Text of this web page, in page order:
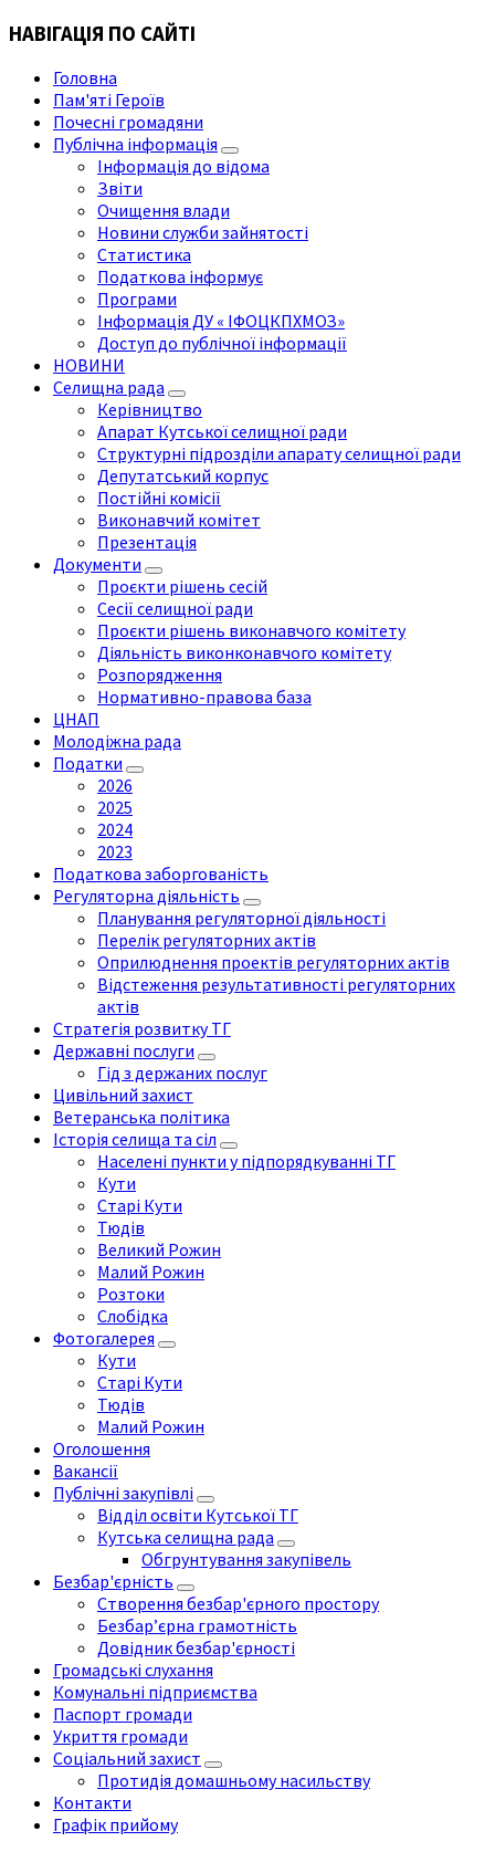
НАВІГАЦІЯ ПО САЙТІ
Головна
Пам'яті Героїв
Почесні громадяни
Публічна інформація
Інформація до відома
Звіти
Очищення влади
Новини служби зайнятості
Статистика
Податкова інформує
Програми
Інформація ДУ « ІФОЦКПХМОЗ»
Доступ до публічної інформації
НОВИНИ
Селищна рада
Керівництво
Апарат Кутської селищної ради
Структурні підрозділи апарату селищної ради
Депутатський корпус
Постійні комісії
Виконавчий комітет
Презентація
Документи
Проєкти рішень сесій
Сесії селищної ради
Проєкти рішень виконавчого комітету
Діяльність виконконавчого комітету
Розпорядження
Нормативно-правова база
ЦНАП
Молодіжна рада
Податки
2026
2025
2024
2023
Податкова заборгованість
Регуляторна діяльність
Планування регуляторної діяльності
Перелік регуляторних актів
Оприлюднення проектів регуляторних актів
Відстеження результативності регуляторних
актів
Стратегія розвитку ТГ
Державні послуги
Гід з держаних послуг
Цивільний захист
Ветеранська політика
Історія селища та сіл
Населені пункти у підпорядкуванні ТГ
Кути
Старі Кути
Тюдів
Великий Рожин
Малий Рожин
Розтоки
Слобідка
Фотогалерея
Кути
Старі Кути
Тюдів
Малий Рожин
Оголошення
Вакансії
Публічні закупівлі
Відділ освіти Кутської ТГ
Кутська селищна рада
Обгрунтування закупівель
Безбар'єрність
Створення безбар'єрного простору
Безбар’єрна грамотність
Довідник безбар'єрності
Громадські слухання
Комунальні підприємства
Паспорт громади
Укриття громади
Соціальний захист
Протидія домашньому насильству
Контакти
Графік прийому